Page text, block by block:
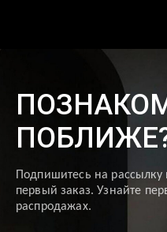
Подпишитесь на рассылку
первый заказ. Узнайте
распродажах.